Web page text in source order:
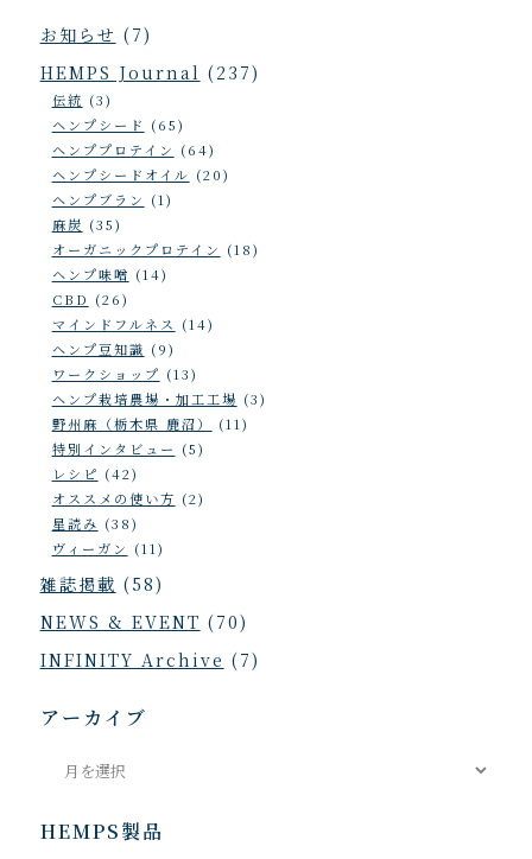
お知らせ (7)
HEMPS Journal (237)
伝統 (3)
ヘンプシード (65)
ヘンププロテイン (64)
ヘンプシードオイル (20)
ヘンプブラン (1)
麻炭 (35)
オーガニックプロテイン (18)
ヘンプ味噌 (14)
CBD (26)
マインドフルネス (14)
ヘンプ豆知識 (9)
ワークショップ (13)
ヘンプ栽培農場・加工工場 (3)
野州麻（栃木県 鹿沼）
(11)
特別インタビュー (5)
レシピ (42)
オススメの使い方 (2)
星読み (38)
ヴィーガン (11)
雑誌掲載 (58)
NEWS & EVENT (70)
INFINITY Archive (7)
アーカイブ
カ
HEMPS製品